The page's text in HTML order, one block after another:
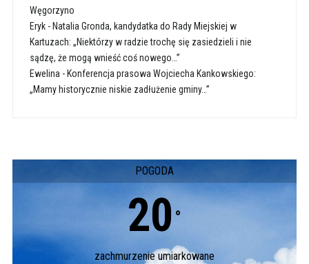
Węgorzyno
Eryk- Natalia Gronda, kandydatka do Rady Miejskiej w
Kartuzach: „Niektórzy w radzie trochę się zasiedzieli i nie
sądzę, że mogą wnieść coś nowego…”
Ewelina - Konferencja prasowa Wojciecha Kankowskiego:
„Mamy historycznie niskie zadłużenie gminy…”
POGODA
20 °
zachmurzenie umiarkowane